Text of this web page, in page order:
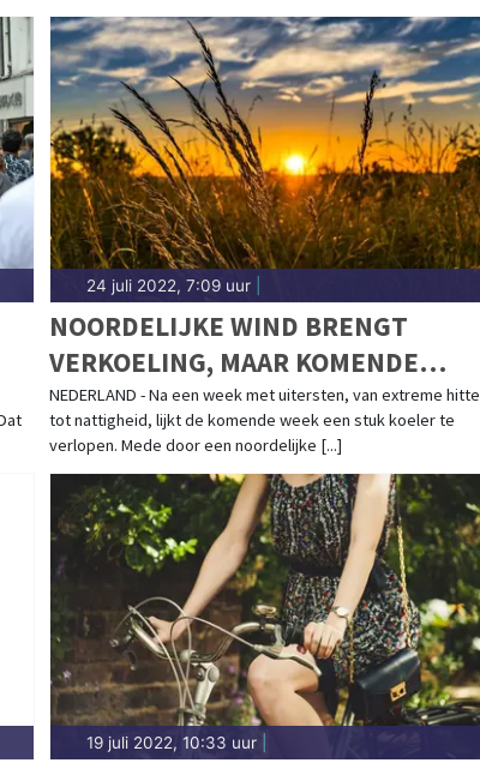
24 juli 2022, 7:09 uur|
NOORDELIJKE WIND BRENGT
VERKOELING, MAAR KOMENDE
WEEK BLIJFT GROTENDEELS
DROOG EN ZONNIG
NEDERLAND - Na een week met uitersten, van extreme hitte
tot nattigheid, lijkt de komende week een stuk koeler te
verlopen. Mede door een noordelijke [...]
19 juli 2022, 10:33 uur|